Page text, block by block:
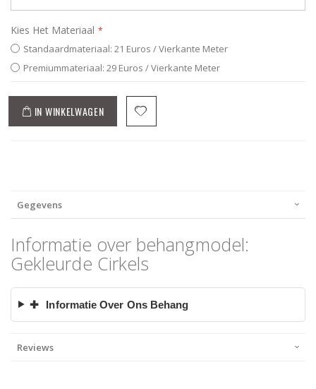
Kies Het Materiaal
Standaardmateriaal: 21 Euros / Vierkante Meter
Premiummateriaal: 29 Euros / Vierkante Meter
IN WINKELWAGEN
Gegevens
Informatie over behangmodel:
Gekleurde Cirkels
✚ Informatie Over Ons Behang
Reviews